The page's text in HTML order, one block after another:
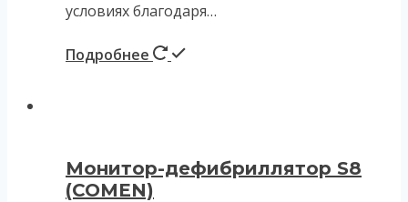
условиях благодаря…
Подробнее
Монитор-дефибриллятор S8
(COMEN)